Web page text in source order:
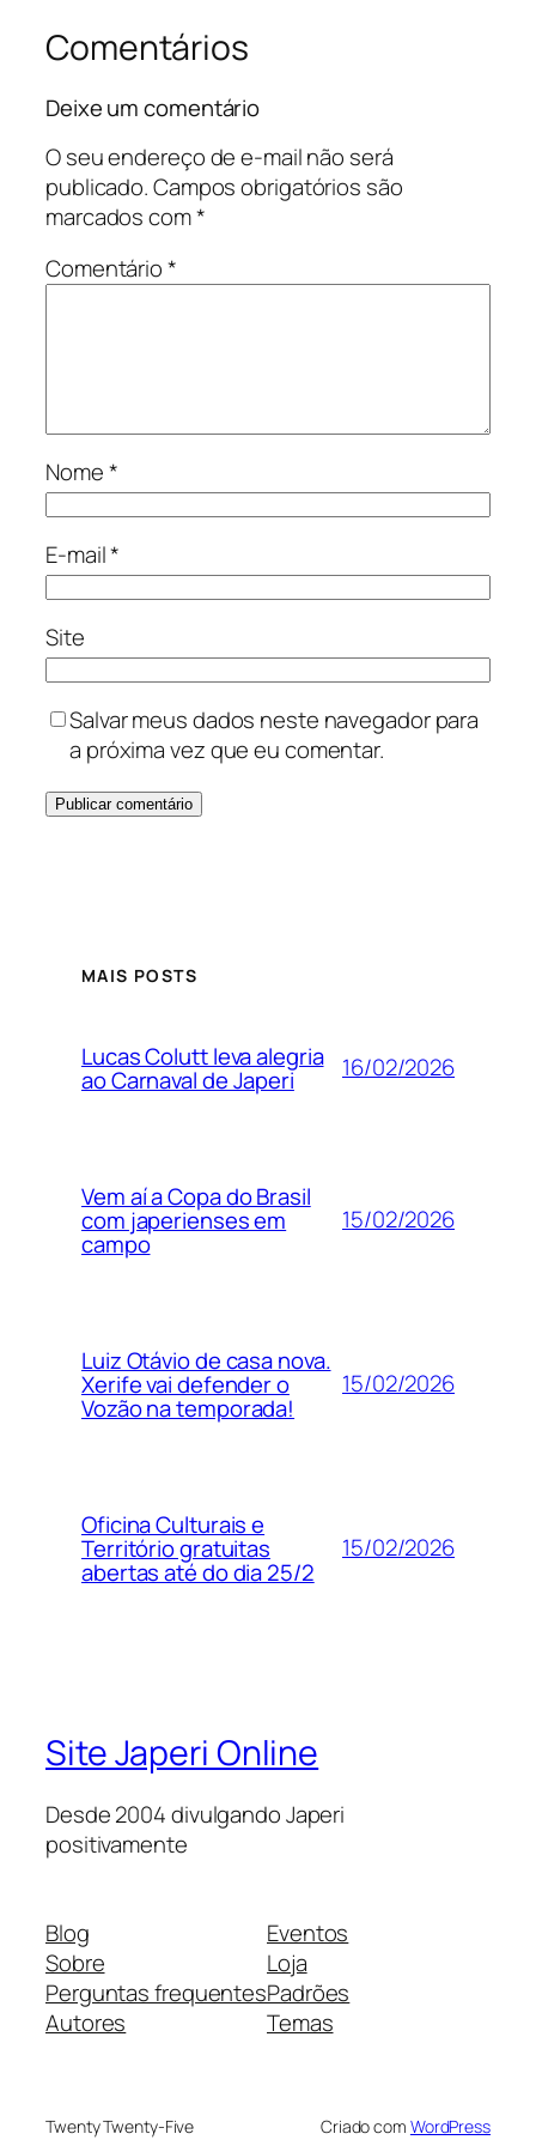
Comentários
Deixe um comentário
O seu endereço de e-mail não será
publicado.Campos obrigatórios são
marcados com*
Comentário*
Nome*
E-mail*
Site
Salvar meus dados neste navegador para
a próxima vez que eu comentar.
MAIS POSTS
Lucas Colutt leva alegria
ao Carnaval de Japeri 16/02/2026
Vem aí a Copa do Brasil
com japerienses em
campo
15/02/2026
Luiz Otávio de casa nova.
Xerife vai defender o
Vozão na temporada!
15/02/2026
Oficina Culturais e
Território gratuitas
abertas até do dia 25/2
15/02/2026
Site Japeri Online
Desde 2004 divulgando Japeri
positivamente
Blog
Sobre
Perguntas frequentes
Autores
Eventos
Loja
Padrões
Temas
Twenty Twenty-Five Criado com WordPress